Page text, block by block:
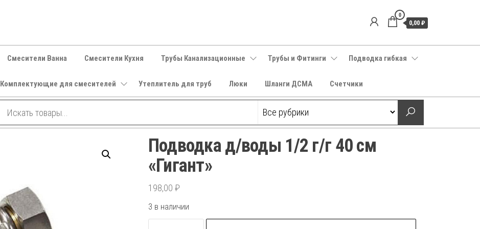
0
0,00 ₽
Смесители Ванна Смесители Кухня Трубы Канализационные Трубы и Фитинги Подводка гибкая
Комплектующие для смесителей Утеплитель для труб Люки Шланги ДСМА Счетчики
Подводка д/воды 1/2 г/г 40 см
«Гигант»
198,00 ₽
3 в наличии